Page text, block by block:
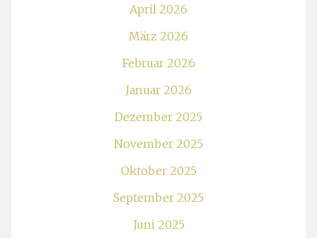
April 2026
März 2026
Februar 2026
Januar 2026
Dezember 2025
November 2025
Oktober 2025
September 2025
Juni 2025